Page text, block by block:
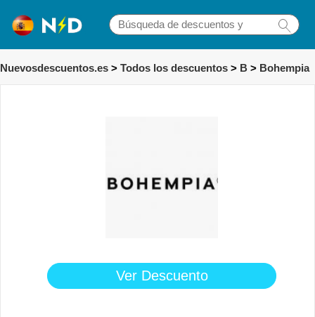
Nuevosdescuentos.es > Todos los descuentos > B > Bohempia
Ver Descuento